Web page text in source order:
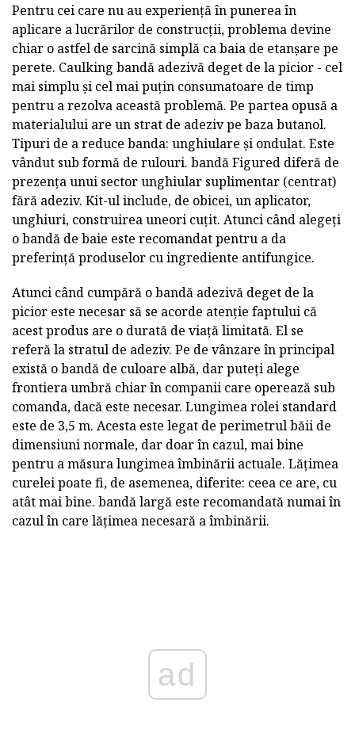
Pentru cei care nu au experiență în punerea în
aplicare a lucrărilor de construcții, problema devine
chiar o astfel de sarcină simplă ca baia de etanșare pe
perete. Caulking bandă adezivă deget de la picior - cel
mai simplu și cel mai puțin consumatoare de timp
pentru a rezolva această problemă. Pe partea opusă a
materialului are un strat de adeziv pe baza butanol.
Tipuri de a reduce banda: unghiulare și ondulat. Este
vândut sub formă de rulouri. bandă Figured diferă de
prezența unui sector unghiular suplimentar (centrat)
fără adeziv. Kit-ul include, de obicei, un aplicator,
unghiuri, construirea uneori cuțit. Atunci când alegeți
o bandă de baie este recomandat pentru a da
preferință produselor cu ingrediente antifungice.
Atunci când cumpără o bandă adezivă deget de la
picior este necesar să se acorde atenție faptului că
acest produs are o durată de viață limitată. El se
referă la stratul de adeziv. Pe de vânzare în principal
există o bandă de culoare albă, dar puteți alege
frontiera umbră chiar în companii care operează sub
comanda, dacă este necesar. Lungimea rolei standard
este de 3,5 m. Acesta este legat de perimetrul băii de
dimensiuni normale, dar doar în cazul, mai bine
pentru a măsura lungimea îmbinării actuale. Lățimea
curelei poate fi, de asemenea, diferite: ceea ce are, cu
atât mai bine. bandă largă este recomandată numai în
cazul în care lățimea necesară a îmbinării.
ad